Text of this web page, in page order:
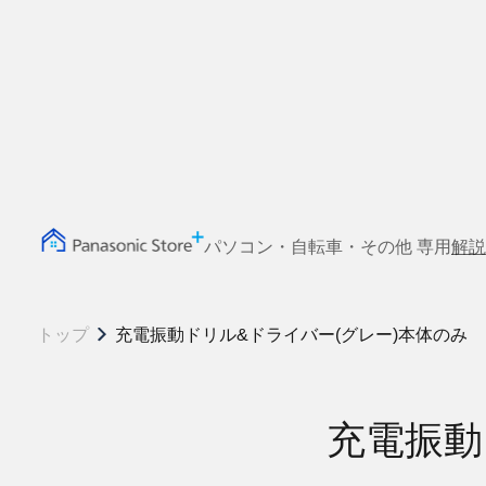
パソコン・自転車・その他 専用解
トップ 充電振動ドリル&ドライバー(グレー)本体のみ
充電振